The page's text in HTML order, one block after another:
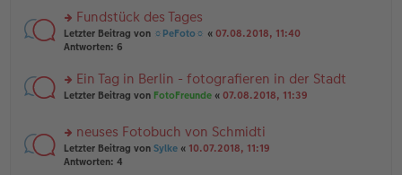
tr
a
g
e
n
er
tr
a
n
g
el
e
n
ei
tr
a
rs
te
n
g
es
e
n
er
Fundstück des Tages
Letzter Beitrag von ☼PeFoto☼ « 07.08.2018, 11:40
Antworten: 6
rs
u
n
g
Ein Tag in Berlin - fotografieren in der Stadt
Letzter Beitrag von FotoFreunde « 07.08.2018, 11:39
rs
te
neuses Fotobuch von Schmidti
Letzter Beitrag von Sylke « 10.07.2018, 11:19
Antworten: 4